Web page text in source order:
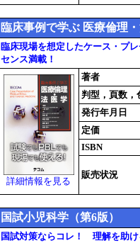
臨床事例で学ぶ 医療倫理
臨床現場を想定したケース・プ
センス満載！
詳細情報を見る
著者
判型，頁数，
発行年月日
定価
ISBN
販売状況
国試小児科学（第6版）
国試対策ならコレ！ 理解を助け